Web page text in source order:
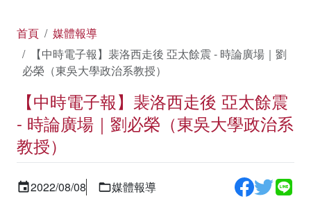
首頁
媒體報導
【中時電子報】裴洛西走後 亞太餘震 - 時論廣場｜劉
必榮（東吳大學政治系教授）
【中時電子報】裴洛西走後 亞太餘震
- 時論廣場｜劉必榮（東吳大學政治系
教授）
2022/08/08 媒體報導